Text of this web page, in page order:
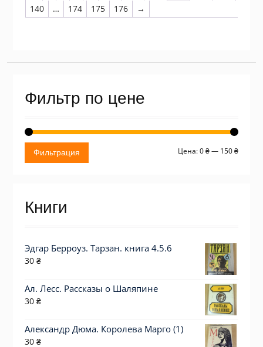
140
… 174 175 176 →
Фильтр по цене
Фильтрация Цена:0 ₴— 150 ₴
Книги
Эдгар Берроуз. Тарзан. книга 4.5.6
30 ₴
Ал. Лесс. Рассказы о Шаляпине
30 ₴
Александр Дюма. Королева Марго (1)
30 ₴